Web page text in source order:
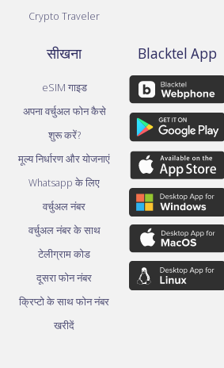
Crypto Traveler
सीखना
eSIM गाइड
अपना वर्चुअल फोन कैसे
शुरू करें?
मूल्य निर्धारण और योजनाएं
Whatsapp के लिए
वर्चुअल नंबर
वर्चुअल नंबर के साथ
टेलीग्राम कोड
दूसरा फोन नंबर
क्रिप्टो के साथ फोन नंबर
खरीदें
Blacktel App